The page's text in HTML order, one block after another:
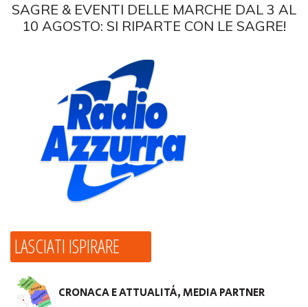
SAGRE & EVENTI DELLE MARCHE DAL 3 AL
10 AGOSTO: SI RIPARTE CON LE SAGRE!
LASCIATI ISPIRARE
CRONACA E ATTUALITÀ, MEDIA PARTNER